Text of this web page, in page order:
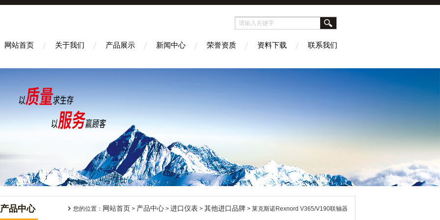
网站首页 关于我们 产品展示 新闻中心 荣誉资质 资料下载 联系我们
产品中心 您的位置： 网站首页 > 产品中心 > 进口仪表 > 其他进口品牌 > 莱克斯诺Rexnord V365/V190联轴器